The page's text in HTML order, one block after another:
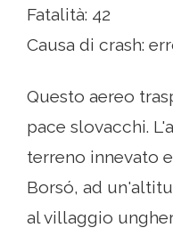
Fatalità: 42
Causa di crash:
Questo aereo
pace slovacchi.
terreno innevato
Borsó, ad
al villaggio